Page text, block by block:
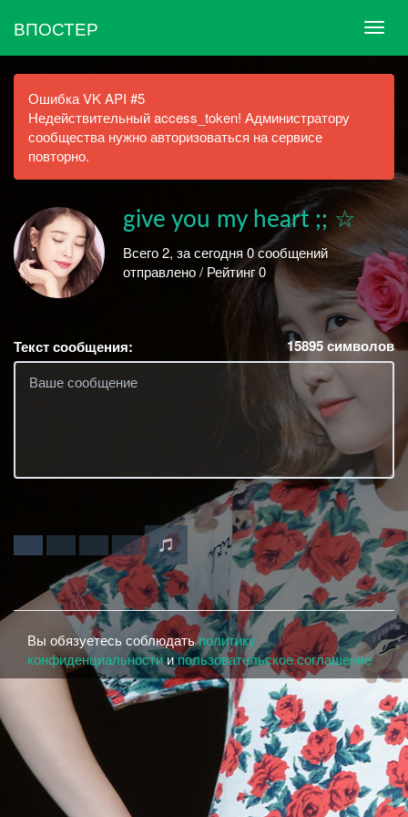
ВПОСТЕР
Ошибка VK API #5
Недействительный access_token! Администратору
сообщества нужно авторизоваться на сервисе
повторно.
give you my heart ;; ☆
Всего 2, за сегодня 0 сообщений
отправлено / Рейтинг 0
Текст сообщения: 15895символов
Вы обязуетесь соблюдатьполитику
конфиденциальностиипользовательское соглашение